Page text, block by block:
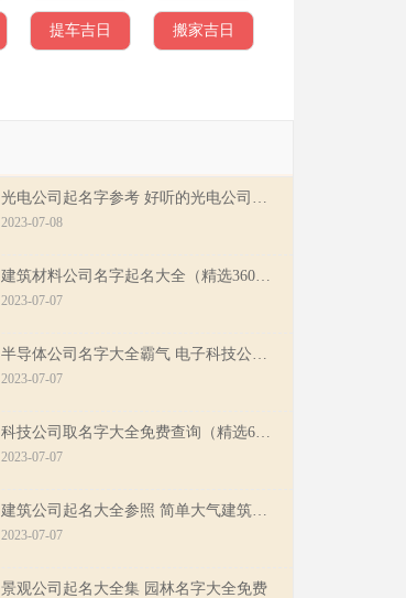
提车吉日 搬家吉日
2023-07-08
2023-07-07
2023-07-07
2023-07-07
2023-07-07
景观公司起名大全集 园林名字大全免费